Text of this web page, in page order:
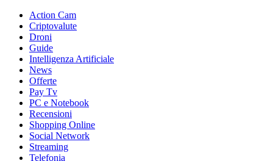
Action Cam
Criptovalute
Droni
Guide
Intelligenza Artificiale
News
Offerte
Pay Tv
PC e Notebook
Recensioni
Shopping Online
Social Network
Streaming
Telefonia